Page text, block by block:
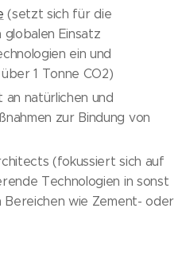
(setzt sich für die
globalen Einsatz
ein und
1 Tonne CO2)
natürlichen und
zur Bindung von
(fokussiert sich auf
Technologien in sonst
wie Zement- oder